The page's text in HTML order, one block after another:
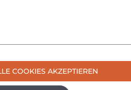
COOKIES AKZEPTIEREN